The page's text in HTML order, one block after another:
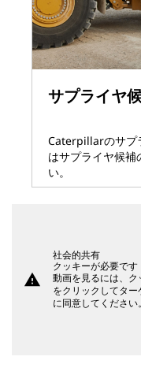
サプライヤ
Caterpillarのサプ
はサプライヤ候補
い。
warning
社会的共有
クッキーが必要です
動画を見るには、
をクリックしてタ
に同意してください。